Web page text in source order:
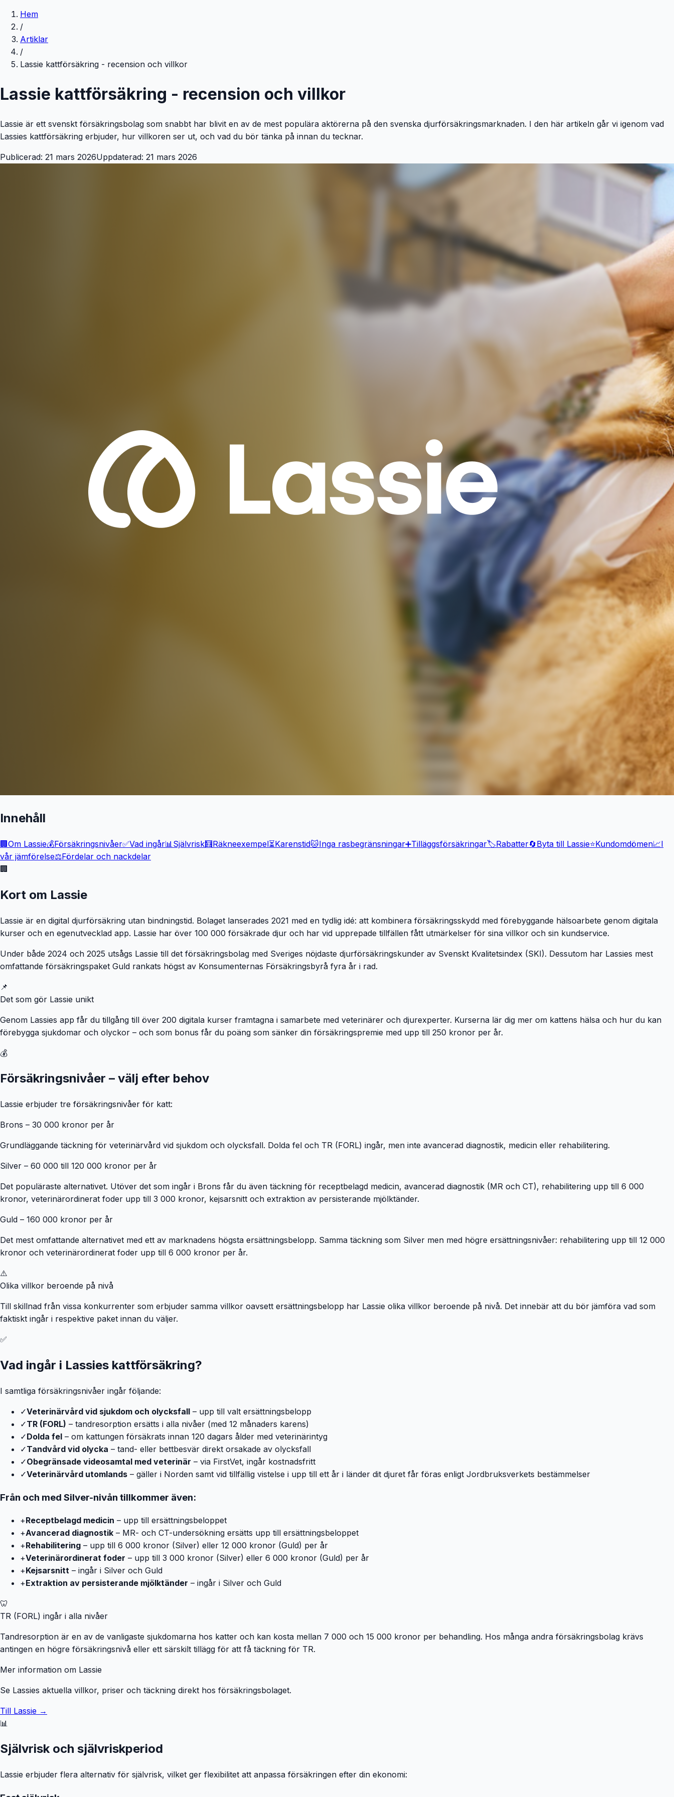
Hem
/
Artiklar
/
Lassie kattförsäkring - recension och villkor
Lassie kattförsäkring - recension och villkor
Lassie är ett svenskt försäkringsbolag som snabbt har blivit en av de mest populära aktörerna på den svenska djurförsäkringsmarknaden. I den här artikeln går vi igenom vad
Lassies kattförsäkring erbjuder, hur villkoren ser ut, och vad du bör tänka på innan du tecknar.
Publicerad: 21 mars 2026Uppdaterad: 21 mars 2026
Innehåll
🏢Om Lassie💰Försäkringsnivåer✅Vad ingår📊 Självrisk🧮Räkneexempel⏳Karenstid🐱Inga rasbegränsningar➕Tilläggsförsäkringar🏷️Rabatter🔄Byta till Lassie⭐Kundomdömen📈I
vår jämförelse⚖️Fördelar och nackdelar
🏢
Kort om Lassie
Lassie är en digital djurförsäkring utan bindningstid. Bolaget lanserades 2021 med en tydlig idé: att kombinera försäkringsskydd med förebyggande hälsoarbete genom digitala
kurser och en egenutvecklad app. Lassie har över 100 000 försäkrade djur och har vid upprepade tillfällen fått utmärkelser för sina villkor och sin kundservice.
Under både 2024 och 2025 utsågs Lassie till det försäkringsbolag med Sveriges nöjdaste djurförsäkringskunder av Svenskt Kvalitetsindex (SKI). Dessutom har Lassies mest
omfattande försäkringspaket Guld rankats högst av Konsumenternas Försäkringsbyrå fyra år i rad.
📌
Det som gör Lassie unikt
Genom Lassies app får du tillgång till över 200 digitala kurser framtagna i samarbete med veterinärer och djurexperter. Kurserna lär dig mer om kattens hälsa och hur du kan
förebygga sjukdomar och olyckor – och som bonus får du poäng som sänker din försäkringspremie med upp till 250 kronor per år.
💰
Försäkringsnivåer – välj efter behov
Lassie erbjuder tre försäkringsnivåer för katt:
Brons – 30 000 kronor per år
Grundläggande täckning för veterinärvård vid sjukdom och olycksfall. Dolda fel och TR (FORL) ingår, men inte avancerad diagnostik, medicin eller rehabilitering.
Silver – 60 000 till 120 000 kronor per år
Det populäraste alternativet. Utöver det som ingår i Brons får du även täckning för receptbelagd medicin, avancerad diagnostik (MR och CT), rehabilitering upp till 6 000
kronor, veterinärordinerat foder upp till 3 000 kronor, kejsarsnitt och extraktion av persisterande mjölktänder.
Guld – 160 000 kronor per år
Det mest omfattande alternativet med ett av marknadens högsta ersättningsbelopp. Samma täckning som Silver men med högre ersättningsnivåer: rehabilitering upp till 12 000
kronor och veterinärordinerat foder upp till 6 000 kronor per år.
⚠️
Olika villkor beroende på nivå
Till skillnad från vissa konkurrenter som erbjuder samma villkor oavsett ersättningsbelopp har Lassie olika villkor beroende på nivå. Det innebär att du bör jämföra vad som
faktiskt ingår i respektive paket innan du väljer.
✅
Vad ingår i Lassies kattförsäkring?
I samtliga försäkringsnivåer ingår följande:
✓Veterinärvård vid sjukdom och olycksfall – upp till valt ersättningsbelopp
✓TR (FORL) – tandresorption ersätts i alla nivåer (med 12 månaders karens)
✓Dolda fel – om kattungen försäkrats innan 120 dagars ålder med veterinärintyg
✓Tandvård vid olycka – tand- eller bettbesvär direkt orsakade av olycksfall
✓Obegränsade videosamtal med veterinär – via FirstVet, ingår kostnadsfritt
✓Veterinärvård utomlands – gäller i Norden samt vid tillfällig vistelse i upp till ett år i länder dit djuret får föras enligt Jordbruksverkets bestämmelser
Från och med Silver-nivån tillkommer även:
+Receptbelagd medicin – upp till ersättningsbeloppet
+Avancerad diagnostik – MR- och CT-undersökning ersätts upp till ersättningsbeloppet
+Rehabilitering – upp till 6 000 kronor (Silver) eller 12 000 kronor (Guld) per år
+Veterinärordinerat foder – upp till 3 000 kronor (Silver) eller 6 000 kronor (Guld) per år
+Kejsarsnitt – ingår i Silver och Guld
+Extraktion av persisterande mjölktänder – ingår i Silver och Guld
🦷
TR (FORL) ingår i alla nivåer
Tandresorption är en av de vanligaste sjukdomarna hos katter och kan kosta mellan 7 000 och 15 000 kronor per behandling. Hos många andra försäkringsbolag krävs
antingen en högre försäkringsnivå eller ett särskilt tillägg för att få täckning för TR.
Mer information om Lassie
Se Lassies aktuella villkor, priser och täckning direkt hos försäkringsbolaget.
Till Lassie →
📊
Självrisk och självriskperiod
Lassie erbjuder flera alternativ för självrisk, vilket ger flexibilitet att anpassa försäkringen efter din ekonomi: